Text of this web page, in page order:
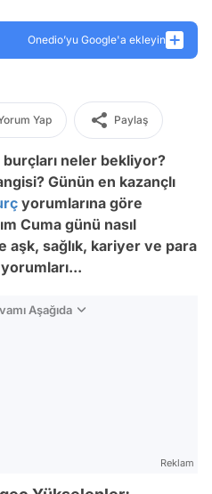
Onedio’yu Google'a ekleyin
Yap Paylaş
burçları neler bekliyor?
Günün en kazançlı
yorumlarına göre
Cuma günü nasıl
aşk, sağlık, kariyer ve para
Aşağıda
Reklam